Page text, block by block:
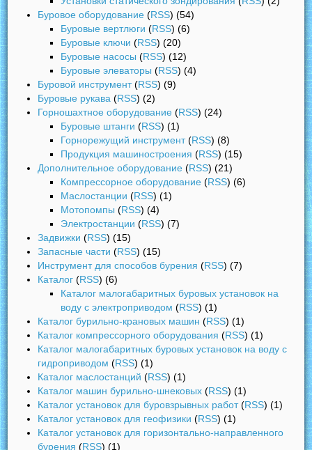
Буровое оборудование (RSS) (54)
Буровые вертлюги (RSS) (6)
Буровые ключи (RSS) (20)
Буровые насосы (RSS) (12)
Буровые элеваторы (RSS) (4)
Буровой инструмент(RSS) (9)
Буровые рукава (RSS) (2)
Горношахтное оборудование (RSS) (24)
Буровые штанги (RSS) (1)
Горнорежущий инструмент(RSS) (8)
Продукция машиностроения (RSS) (15)
Дополнительное оборудование (RSS) (21)
Компрессорное оборудование(RSS) (6)
Маслостанции (RSS) (1)
Мотопомпы (RSS) (4)
Электростанции (RSS) (7)
Задвижки (RSS) (15)
Запасные части (RSS) (15)
Инструмент для способов бурения (RSS) (7)
Каталог (RSS) (6)
Каталог малогабаритных буровых установок на
воду с электроприводом (RSS) (1)
Каталог бурильно-крановых машин (RSS) (1)
Каталог компрессорного оборудования (RSS) (1)
Каталог малогабаритных буровых установок на воду с
гидроприводом (RSS) (1)
Каталог маслостанций (RSS) (1)
Каталог машин бурильно-шнековых (RSS) (1)
Каталог установок для буровзрывных работ(RSS) (1)
Каталог установок для геофизики (RSS) (1)
Каталог установок для горизонтально-направленного
бурения (RSS) (1)